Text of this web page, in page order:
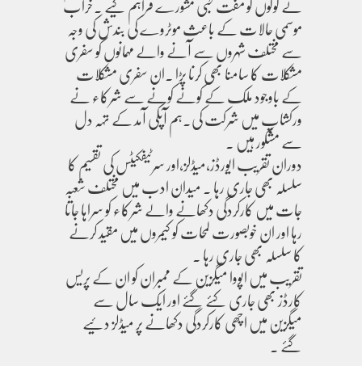
موسمی حالات کے باعث موٹروے کی بندش کی وجہ
سے مختلف شہروں سے آنے والے مہمانوں کو سفری
مشکلات کا سامنا بھی کرنا پڑا ۔ان سفری مشکلات
کے باوجود ملک کے کونے کونے سے شرکاء نے
ورکشاپ میں شرکت کی۔ہم آپکی آمد کے تہہ دل
سے مشکور ہیں ۔
دوران تقریب ایورڈز،میڈلز،اور سرٹیفکیٹس کی تقسیم کا
سلسلہ بھی جاری رہا ۔ میدان ادب میں مختلف شعبہ
جات میں کارکردگی دکھانے والے شرکاء کو سراہا جاتا
رہا اور ان خوبصورت لمحات کو کیمروں میں مقید کرنے
کا سلسلہ بھی جاری رہا ۔
تقریب میں اپووا میگزین کے ممبران کو ان کے پریس
کارڈز بھی جاری کئے گئے اور ایک سال سے
میگزین میں اچھی کارکردگی دکھانے پر میڈلز دئیے
گئے ۔